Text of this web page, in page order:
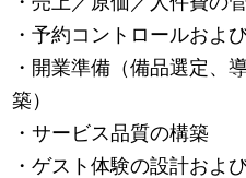
・予約コントロールおよ
・開業準備（備品選定、
築）
・サービス品質の構築
・ゲスト体験の設計およ